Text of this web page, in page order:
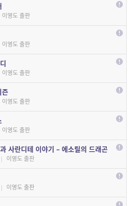
이영도 출판
이영도 출판
이영도 출판
즌
이영도 출판
이영도 출판
사란디테 이야기 – 에소릴의 드래곤
| 이영도 출판
| 이영도 출판